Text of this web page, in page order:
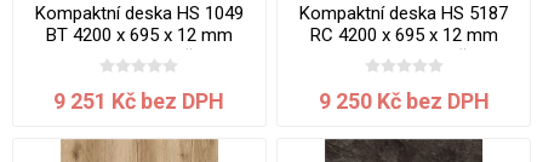
Kompaktní deska HS 1049
BT 4200 x 695 x 12 mm
Black Lava jádro černé
9 251 Kč bez DPH
Kompaktní deska HS 5187
RC 4200 x 695 x 12 mm
Mramor Efes jádro černé
9 250 Kč bez DPH